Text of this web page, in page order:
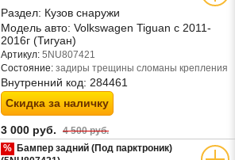
Раздел: Кузов снаружи
Модель авто: Volkswagen Tiguan с 2011-
2016г (Тигуан)
Артикул: 5NU807421
Состояние: задиры трещины сломаны крепления
Внутренний код: 284461
Скидка за наличку
3 000 руб. 4 500 руб.
% Бампер задний (Под парктроник)